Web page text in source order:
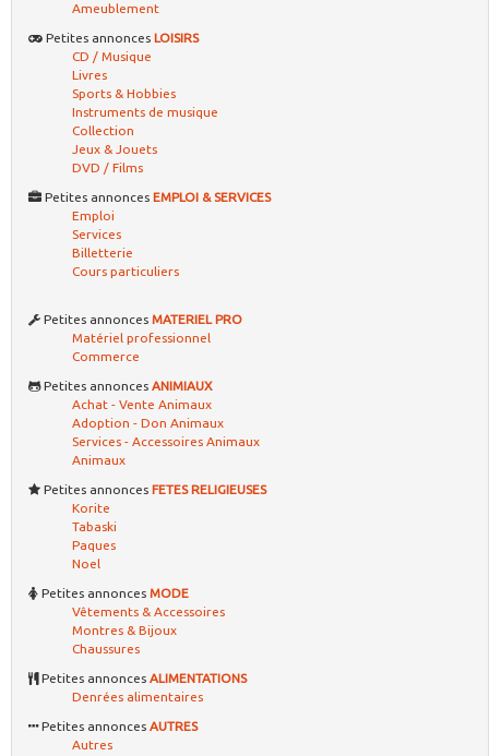
Ameublement
Petites annonces LOISIRS
CD / Musique
Livres
Sports & Hobbies
Instruments de musique
Collection
Jeux & Jouets
DVD / Films
Petites annonces EMPLOI & SERVICES
Emploi
Services
Billetterie
Cours particuliers
Petites annonces MATERIEL PRO
Matériel professionnel
Commerce
Petites annonces ANIMIAUX
Achat - Vente Animaux
Adoption - Don Animaux
Services - Accessoires Animaux
Animaux
Petites annonces FETES RELIGIEUSES
Korite
Tabaski
Paques
Noel
Petites annonces MODE
Vêtements & Accessoires
Montres & Bijoux
Chaussures
Petites annonces ALIMENTATIONS
Denrées alimentaires
Petites annonces AUTRES
Autres